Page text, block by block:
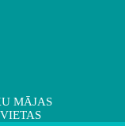
MĀJAS